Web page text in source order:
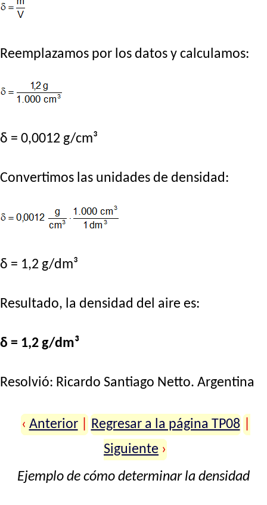
Reemplazamos por los datos y calculamos:
δ = 0,0012 g/cm³
Convertimos las unidades de densidad:
δ = 1,2 g/dm³
Resultado, la densidad del aire es:
δ = 1,2 g/dm³
Resolvió: Ricardo Santiago Netto. Argentina
‹ Anterior Regresar a la página TP08
Siguiente ›
Ejemplo de cómo determinar la densidad